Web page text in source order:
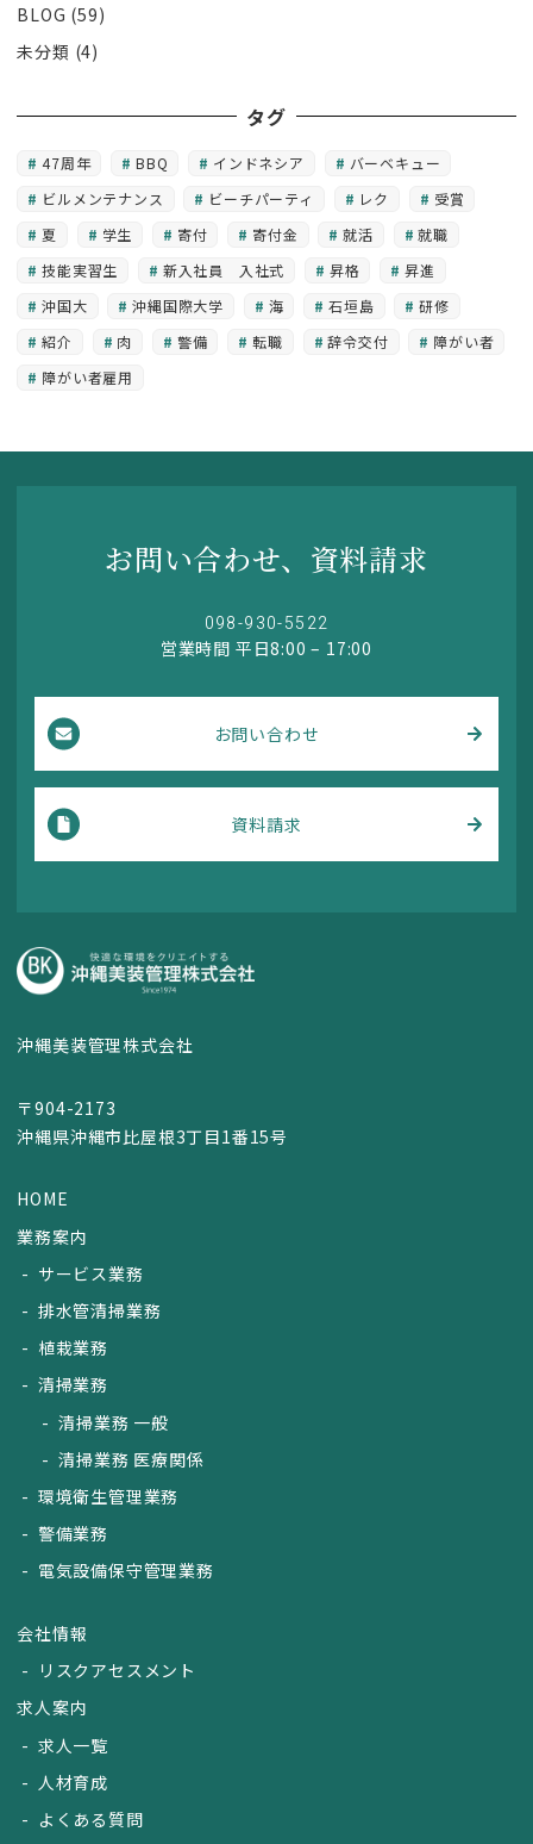
ブ
BLOG (59)
未分類 (4)
タグ
47周年 BBQ インドネシア
バーベキュー
ビルメンテナンス
ビーチパーティ レク
受賞
夏
学生 寄付 寄付金 就活
就職
技能実習生
新入社員 入社式 昇格
昇進
沖国大
沖縄国際大学 海 石垣島
研修
紹介
肉 警備 転職 辞令交付
障がい者
障がい者雇用
お問い合わせ、資料請求
098-930-5522
営業時間 平日8:00 – 17:00
お問い合わせ
資料請求
沖縄美装管理株式会社
〒904-2173
沖縄県沖縄市比屋根3丁目1番15号
HOME
業務案内
サービス業務
排水管清掃業務
植栽業務
清掃業務
清掃業務 一般
清掃業務 医療関係
環境衛生管理業務
警備業務
電気設備保守管理業務
会社情報
リスクアセスメント
求人案内
求人一覧
人材育成
よくある質問